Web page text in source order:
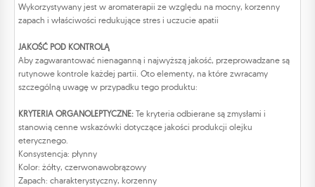
Wykorzystywany jest w aromaterapii ze względu na mocny, korzenny
zapach i właściwości redukujące stres i uczucie apatii
JAKOŚĆ POD KONTROLĄ
Aby zagwarantować nienaganną i najwyższą jakość, przeprowadzane są
rutynowe kontrole każdej partii. Oto elementy, na które zwracamy
szczególną uwagę w przypadku tego produktu:
KRYTERIA ORGANOLEPTYCZNE: Te kryteria odbierane są zmysłami i
stanowią cenne wskazówki dotyczące jakości produkcji olejku
eterycznego.
Konsystencja: płynny
Kolor: żółty, czerwonawobrązowy
Zapach: charakterystyczny, korzenny